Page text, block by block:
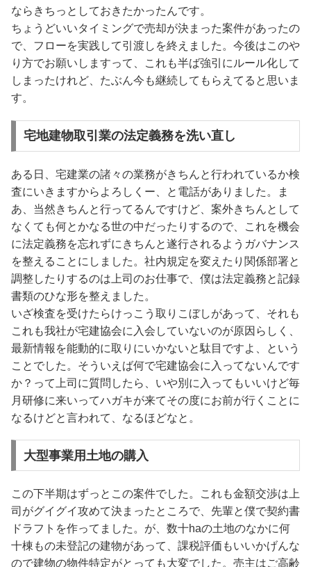
ならきちっとしておきたかったんです。
ちょうどいいタイミングで売却が決まった案件があったの
で、フローを実践して引渡しを終えました。今後はこのや
り方でお願いしますって、これも半ば強引にルール化して
しまったけれど、たぶん今も継続してもらえてると思いま
す。
宅地建物取引業の法定義務を洗い直し
ある日、宅建業の諸々の業務がきちんと行われているか検
査にいきますからよろしくー、と電話がありました。ま
あ、当然きちんと行ってるんですけど、案外きちんとして
なくても何とかなる世の中だったりするので、これを機会
に法定義務を忘れずにきちんと遂行されるようガバナンス
を整えることにしました。社内規定を変えたり関係部署と
調整したりするのは上司のお仕事で、僕は法定義務と記録
書類のひな形を整えました。
いざ検査を受けたらけっこう取りこぼしがあって、それも
これも我社が宅建協会に入会していないのが原因らしく、
最新情報を能動的に取りにいかないと駄目ですよ、という
ことでした。そういえば何で宅建協会に入ってないんです
か？って上司に質問したら、いや別に入ってもいいけど毎
月研修に来いってハガキが来てその度にお前が行くことに
なるけどと言われて、なるほどなと。
大型事業用土地の購入
この下半期はずっとこの案件でした。これも金額交渉は上
司がグイグイ攻めて決まったところで、先輩と僕で契約書
ドラフトを作ってました。が、数十haの土地のなかに何
十棟もの未登記の建物があって、課税評価もいいかげんな
ので建物の物件特定がとっても大変でした。売主はご高齢